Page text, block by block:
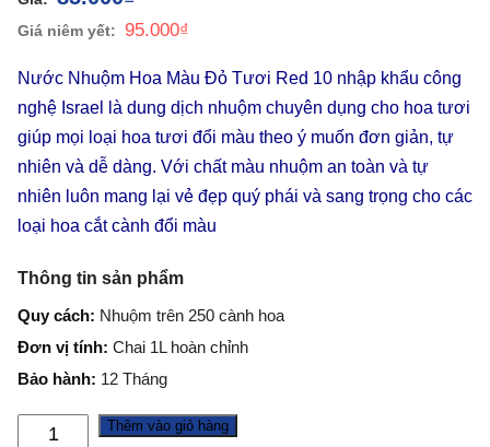
95.000₫
Nước Nhuộm Hoa Màu Đỏ Tươi Red 10 nhập khẩu công
nghệ Israel là dung dịch nhuộm chuyên dụng cho hoa tươi
giúp mọi loại hoa tươi đổi màu theo ý muốn đơn giản, tự
nhiên và dễ dàng. Với chất màu nhuộm an toàn và tự
nhiên luôn mang lại vẻ đẹp quý phái và sang trọng cho các
loại hoa cắt cành đổi màu
Thông tin sản phẩm
Quy cách: Nhuộm trên 250 cành hoa
Đơn vị tính: Chai 1L hoàn chỉnh
Bảo hành: 12 Tháng
Nước
Thêm vào giỏ hàng